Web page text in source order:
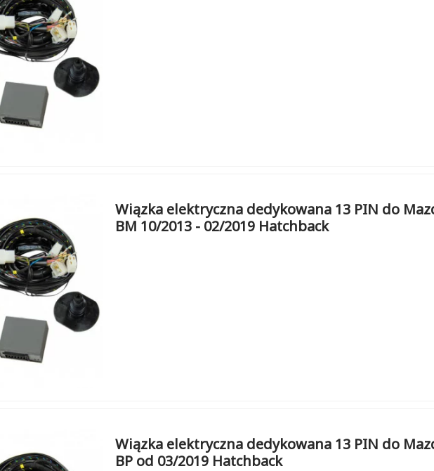
Wiązka elektryczna dedykowana 13 PIN do
BM 10/2013 - 02/2019 Hatchback
Wiązka elektryczna dedykowana 13 PIN do
BP od 03/2019 Hatchback